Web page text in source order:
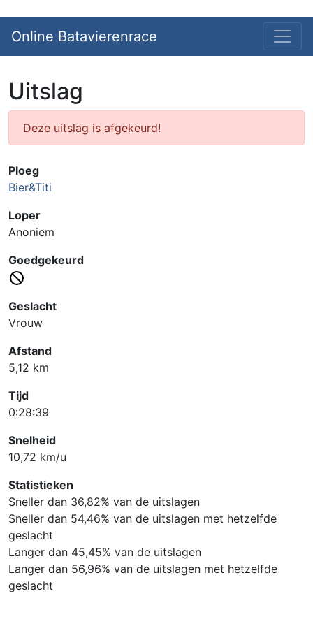
Online Batavierenrace
Uitslag
Deze uitslag is afgekeurd!
Ploeg
Bier&Titi
Loper
Anoniem
Goedgekeurd
Geslacht
Vrouw
Afstand
5,12 km
Tijd
0:28:39
Snelheid
10,72 km/u
Statistieken
Sneller dan 36,82% van de uitslagen
Sneller dan 54,46% van de uitslagen met hetzelfde
geslacht
Langer dan 45,45% van de uitslagen
Langer dan 56,96% van de uitslagen met hetzelfde
geslacht